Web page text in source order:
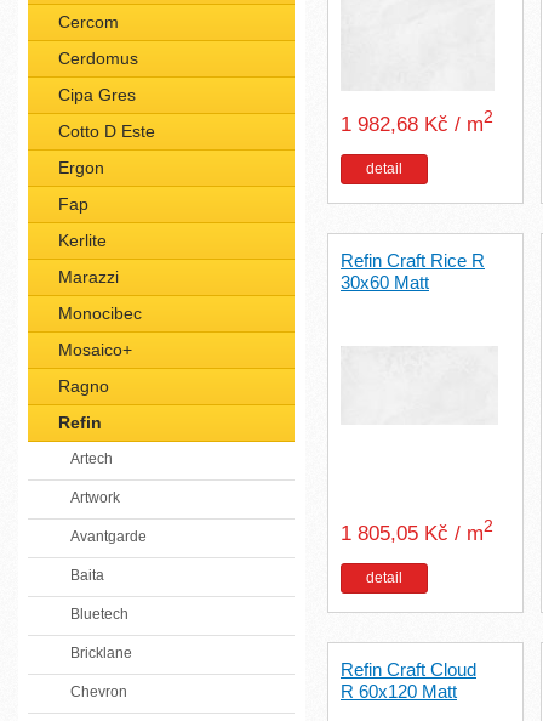
Cercom
Cerdomus
Cipa Gres
Cotto D Este
Ergon
Fap
Kerlite
Marazzi
Monocibec
Mosaico+
Ragno
Refin
Artech
Artwork
Avantgarde
Baita
Bluetech
Bricklane
Chevron
1 982,68 Kč / m2
detail
Refin Craft Rice R
30x60 Matt
1 805,05 Kč / m2
detail
Refin Craft Cloud
R 60x120 Matt